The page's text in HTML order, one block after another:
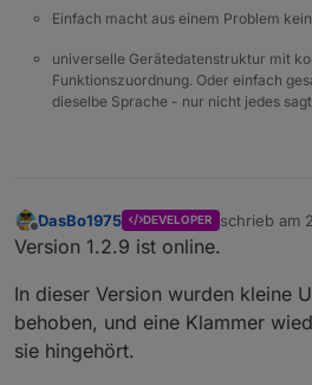
Einfach macht aus einem Problem
universelle Gerätedatenstruktur mit
Funktionszuordnung. Oder einfach
dieselbe Sprache - nur nicht jedes
Offline
DasBo1975 DEVELOPER schrieb am
zuletzt
Version 1.2.9 ist online.
In dieser Version wurden kleine
behoben, und eine Klammer
sie hingehört.